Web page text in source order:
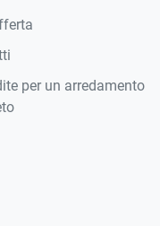
per un arredamento